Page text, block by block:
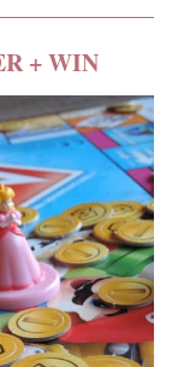
+ WIN